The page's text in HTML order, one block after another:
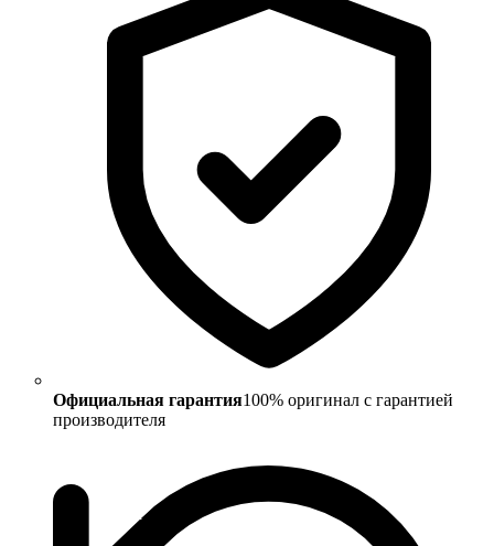
Официальная гарантия100% оригинал с гарантией
производителя